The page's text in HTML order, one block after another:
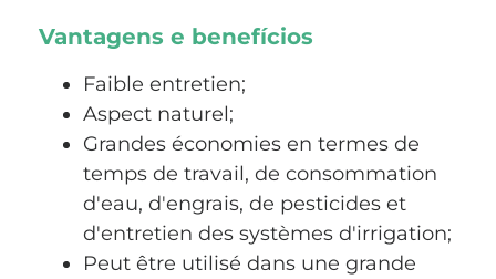
Vantagens e benefícios
Faible entretien;
Aspect naturel;
Grandes économies en termes de
temps de travail, de consommation
d'eau, d'engrais, de pesticides et
d'entretien des systèmes d'irrigation;
Peut être utilisé dans une grande